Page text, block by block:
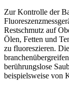
Zur Kontrolle der
Restschmutz auf
Ölen, Fetten und
zu ­fluoreszieren.
berührungslose
beispielsweise von